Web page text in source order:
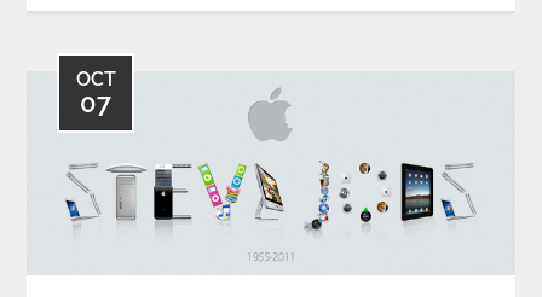
OCT
07